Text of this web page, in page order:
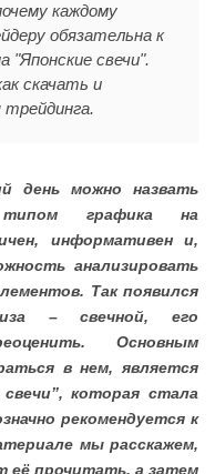
каждому
обязательна к
"Японские свечи".
скачать и
трейдинга.
день можно назвать
типом графика на
информативен и,
анализировать
Так появился
– свечной, его
Основным
в нем, является
которая стала
рекомендуется к
мы расскажем,
её прочитать, а затем